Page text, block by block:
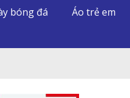
bóng đá Áo trẻ em